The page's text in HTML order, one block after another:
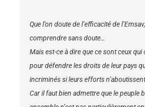
Que l’on doute de l’efficacité de
comprendre sans doute…
Mais est-ce à dire que ce sont ceux qui
pour défendre les droits de leur pays
incriminés si leurs efforts
Car il faut bien admettre que le peuple